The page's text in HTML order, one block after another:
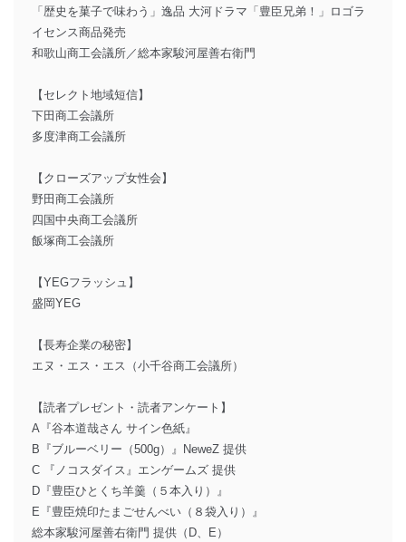
「歴史を菓子で味わう」逸品 大河ドラマ「豊臣兄弟！」ロゴラ
イセンス商品発売
和歌山商工会議所／総本家駿河屋善右衛門
【セレクト地域短信】
下田商工会議所
多度津商工会議所
【クローズアップ女性会】
野田商工会議所
四国中央商工会議所
飯塚商工会議所
【YEGフラッシュ】
盛岡YEG
【長寿企業の秘密】
エヌ・エス・エス（小千谷商工会議所）
【読者プレゼント・読者アンケート】
A『谷本道哉さん サイン色紙』
B『ブルーベリー（500g）』NeweZ 提供
C 『ノコスダイス』エンゲームズ 提供
D『豊臣ひとくち羊羹（５本入り）』
E『豊臣焼印たまごせんべい（８袋入り）』
総本家駿河屋善右衛門 提供（D、E）